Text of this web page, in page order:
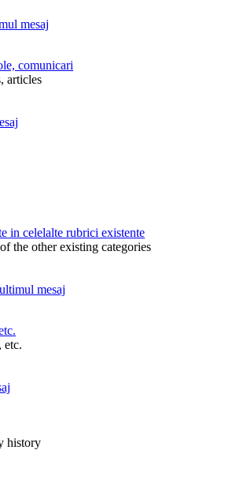
comunicari
articles
in celelalte rubrici existente
the other existing categories
etc.
history